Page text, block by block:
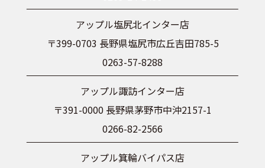
アップル塩尻北インター店
〒399-0703 長野県塩尻市広丘吉田785-5
0263-57-8288
アップル諏訪インター店
〒391-0000 長野県茅野市中沖2157-1
0266-82-2566
アップル箕輪バイパス店